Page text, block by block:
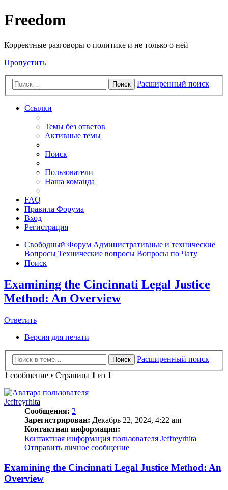
Freedom
Корректные разговоры о политике и не только о ней
Пропустить
Поиск Расширенный поиск
Ссылки
Темы без ответов
Активные темы
Поиск
Пользователи
Наша команда
FAQ
Правила Форума
Вход
Регистрация
Свободный Форум Административные и технические
Вопросы Технические вопросы Вопросы по Чату
Поиск
Examining the Cincinnati Legal Justice
Method: An Overview
Ответить
Версия для печати
Поиск
Расширенный поиск
1 сообщение • Страница 1 из 1
Jeffreyrhita
Сообщения: 2
Зарегистрирован: Декабрь 22, 2024, 4:22 am
Контактная информация:
Контактная информация пользователя Jeffreyrhita
Отправить личное сообщение
Examining the Cincinnati Legal Justice Method: An
Overview